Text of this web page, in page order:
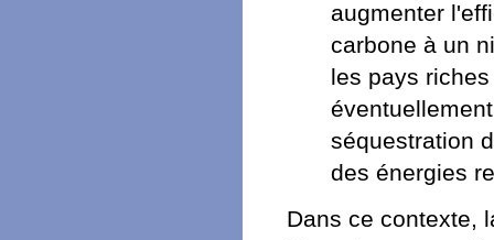
augmenter
carbone à un
les pays
séquestration
des énergies
Dans ce contexte,